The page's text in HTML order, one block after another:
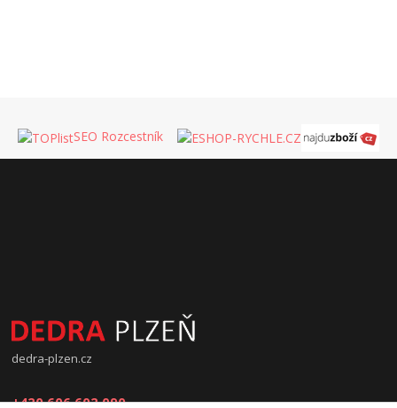
SEO Rozcestník
dedra-plzen.cz
+420 606 602 090